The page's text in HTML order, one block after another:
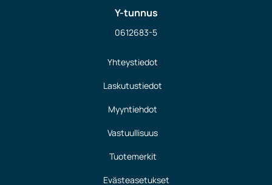
Y-tunnus
0612683-5
Yhteystiedot
Laskutustiedot
Myyntiehdot
Vastuullisuus
Tuotemerkit
Evästeasetukset